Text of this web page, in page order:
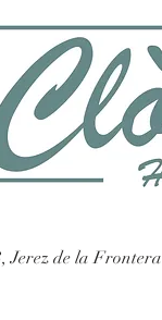
Jerez de la Frontera